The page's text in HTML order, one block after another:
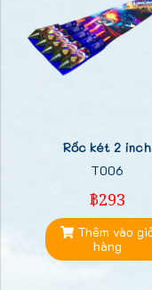
Rốc két 2 inch
T006
฿293
hàng